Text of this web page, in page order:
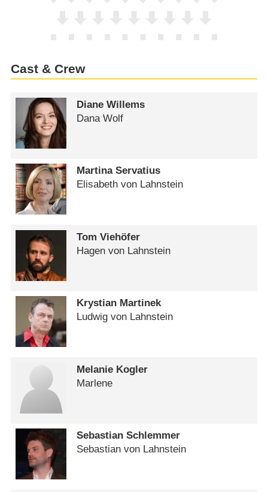
Cast & Crew
Diane Willems
Dana Wolf
Martina Servatius
Elisabeth von Lahnstein
Tom Viehöfer
Hagen von Lahnstein
Krystian Martinek
Ludwig von Lahnstein
Melanie Kogler
Marlene
Sebastian Schlemmer
Sebastian von Lahnstein